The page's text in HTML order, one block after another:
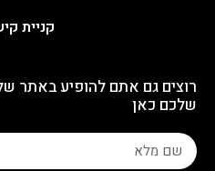
קניית
רוצים גם אתם להופיע באתר
שלכם כאן